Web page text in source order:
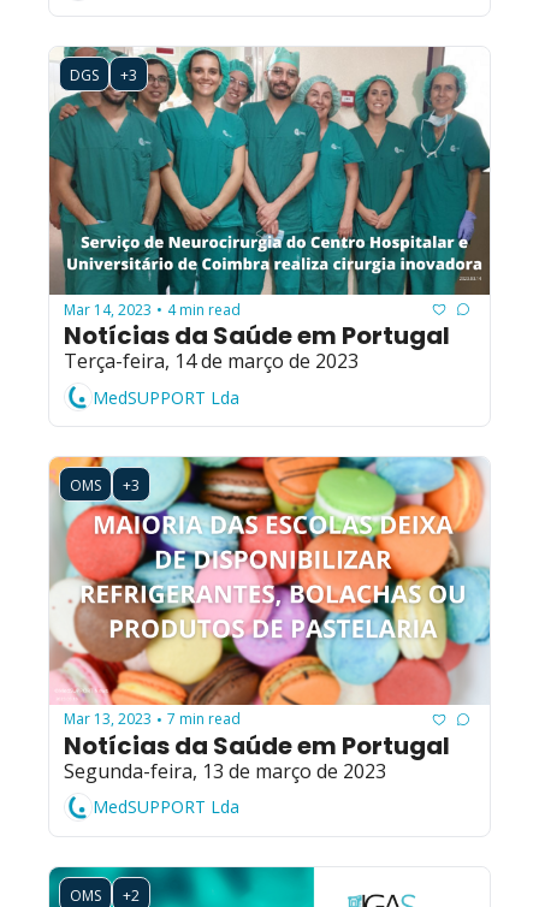
DGS +3
Mar 14, 2023 • 4 min read
Notícias da Saúde em Portugal
Terça-feira, 14 de março de 2023
MedSUPPORT Lda
OMS +3
Mar 13, 2023 • 7 min read
Notícias da Saúde em Portugal
Segunda-feira, 13 de março de 2023
MedSUPPORT Lda
OMS +2